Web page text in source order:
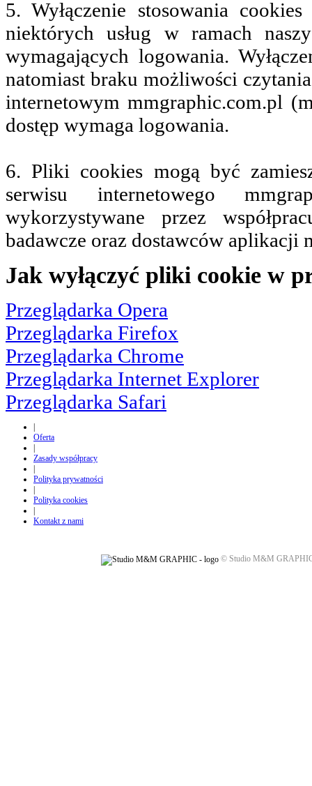
5. Wyłączenie stosowania
niektórych usług w ramach
wymagających logowania.
natomiast braku możliwości
internetowym mmgraphic.com.pl
dostęp wymaga logowania.
6. Pliki cookies mogą być
serwisu internetowego
wykorzystywane przez
badawcze oraz dostawców aplikacji
Jak wyłączyć pliki cookie w
Przeglądarka Opera
Przeglądarka Firefox
Przeglądarka Chrome
Przeglądarka Internet Explorer
Przeglądarka Safari
Oferta
Zasady współpracy
Polityka prywatności
Polityka cookies
Kontakt z nami
© Studio M&M